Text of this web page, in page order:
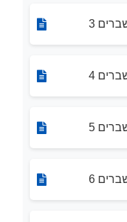
3
4
5
6